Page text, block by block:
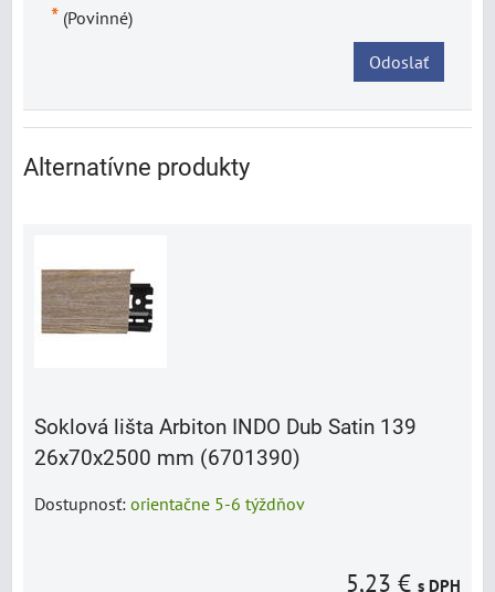
* (Povinné)
Odoslať
Alternatívne produkty
Soklová lišta Arbiton INDO Dub Satin 139
26x70x2500 mm (6701390)
Dostupnosť: orientačne 5-6 týždňov
5,23 € s DPH